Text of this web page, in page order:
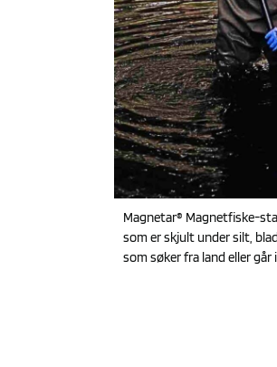
Magnetar® Magnetfiske-
som er skjult under silt,
som søker fra land eller